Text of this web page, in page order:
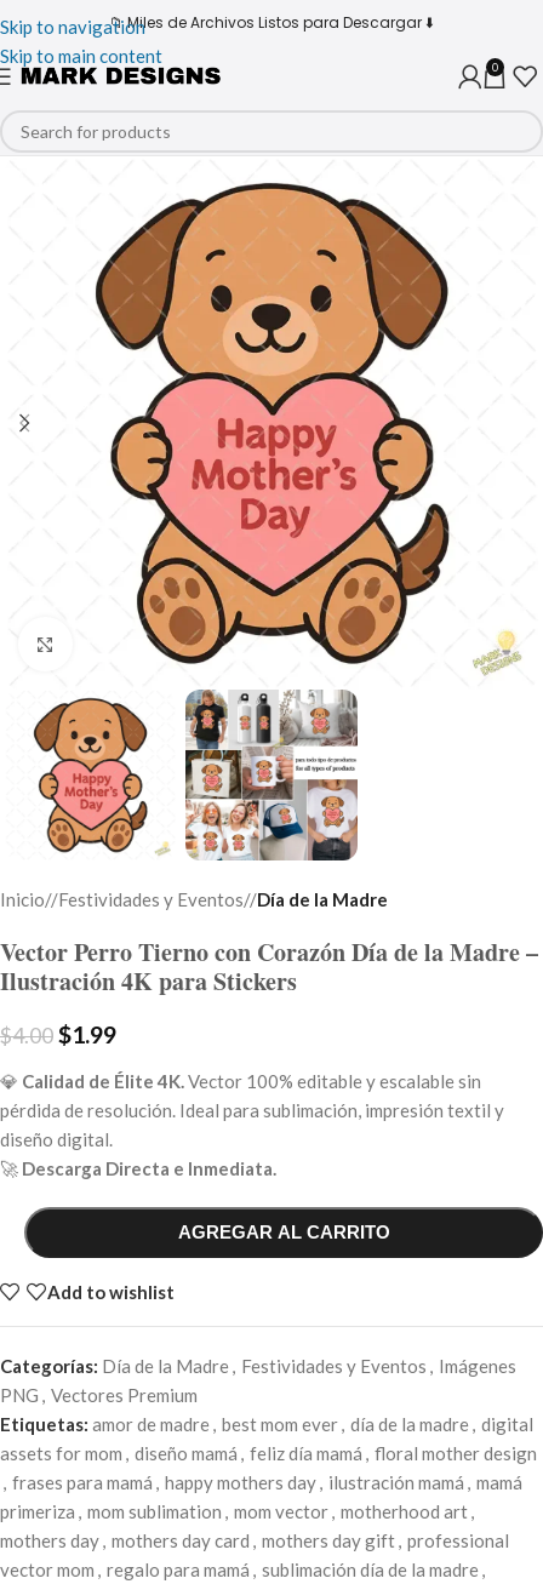
Skip to navigation
Skip to main content
📁 Miles de Archivos Listos para Descargar ⬇️
0
Click to enlarge
Inicio/ Festividades y Eventos/ Día de la Madre
Vector Perro Tierno con Corazón Día de la Madre –
Ilustración 4K para Stickers
$4.00$1.99
💎 Calidad de Élite 4K.Vector 100% editable y escalable sin
pérdida de resolución. Ideal para sublimación, impresión textil y
diseño digital.
🚀 Descarga Directa e Inmediata.
AGREGAR AL CARRITO
Add to wishlist
Categorías: Día de la Madre, Festividades y Eventos , Imágenes
PNG , Vectores Premium
Etiquetas: amor de madre, best mom ever, día de la madre, digital
assets for mom , diseño mamá , feliz día mamá , floral mother design
, frases para mamá , happy mothers day, ilustración mamá , mamá
primeriza , mom sublimation , mom vector, motherhood art,
mothers day, mothers day card , mothers day gift, professional
vector mom , regalo para mamá , sublimación día de la madre,